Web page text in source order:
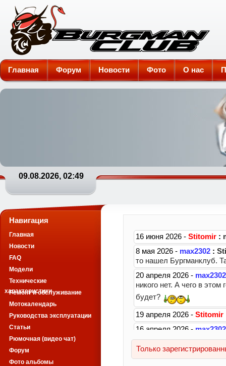
Burgman-Club
Главная Форум Новости Фото О нас
09.08.2026, 02:49
Навигация
Главная
Новости
FAQ
Модели
Технические
характеристики
Ремонт и обслуживание
Мотокалендарь
Руководства эксплуатации
Статьи
Рюмочная (видео чат)
Форум
Фото альбомы